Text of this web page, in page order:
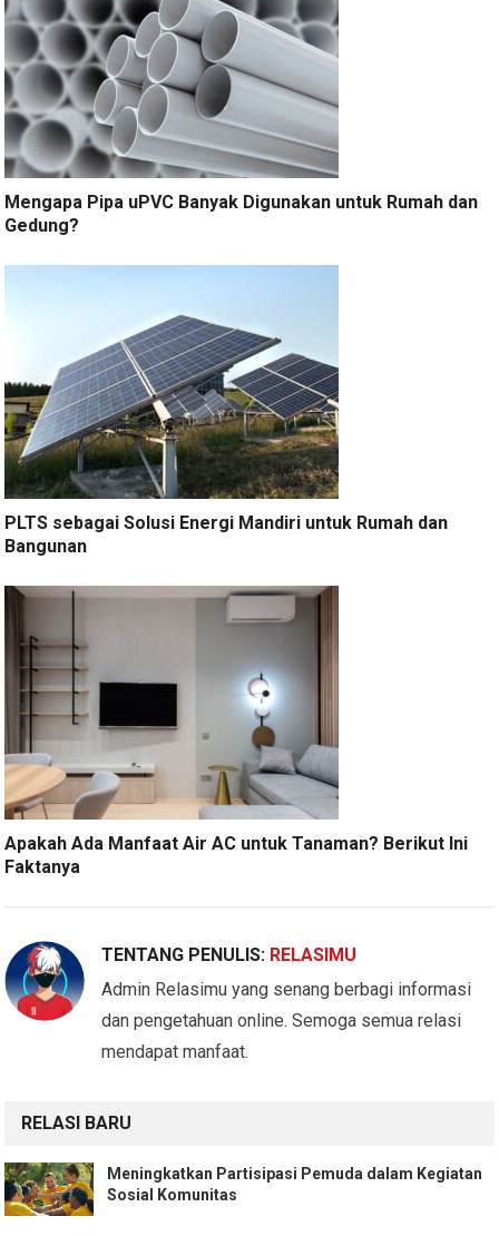
Mengapa Pipa uPVC Banyak Digunakan untuk Rumah dan
Gedung?
PLTS sebagai Solusi Energi Mandiri untuk Rumah dan
Bangunan
Apakah Ada Manfaat Air AC untuk Tanaman? Berikut Ini
Faktanya
TENTANG PENULIS: RELASIMU
Admin Relasimu yang senang berbagi informasi
dan pengetahuan online. Semoga semua relasi
mendapat manfaat.
RELASI BARU
Meningkatkan Partisipasi Pemuda dalam Kegiatan
Sosial Komunitas